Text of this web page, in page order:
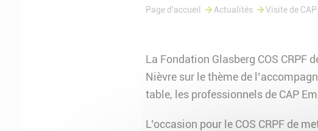
Page d'accueil Actualités Visite de
La Fondation Glasberg COS CRPF
Nièvre sur le thème de
table, les professionnels de CAP
L’occasion pour le COS CRPF de